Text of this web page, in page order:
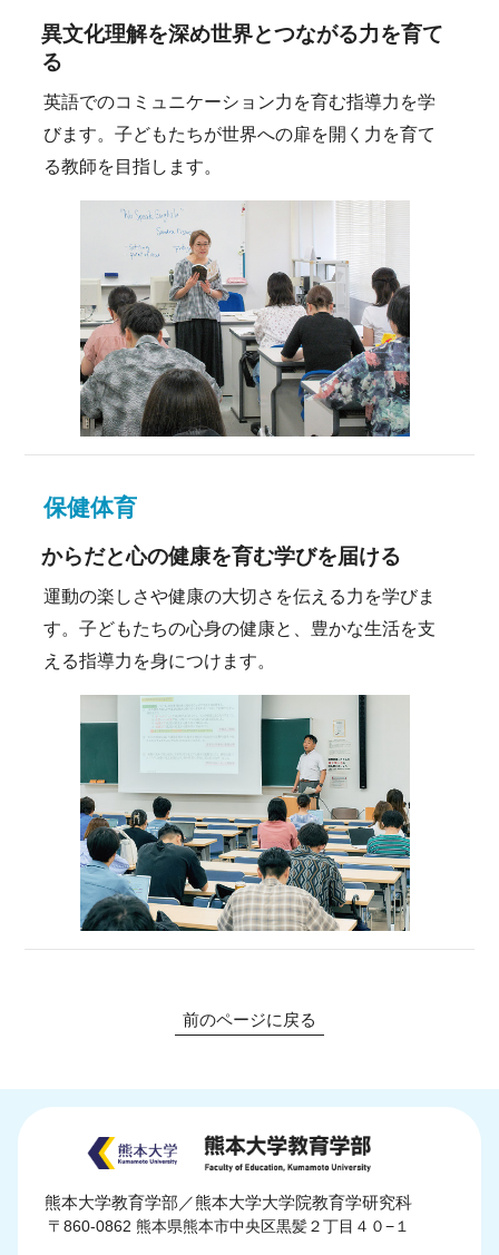
異文化理解を深め世界とつながる力を育て
る
英語でのコミュニケーション力を育む指導力を学
びます。子どもたちが世界への扉を開く力を育て
る教師を目指します。
保健体育
からだと心の健康を育む学びを届ける
運動の楽しさや健康の大切さを伝える力を学びま
す。子どもたちの心身の健康と、豊かな生活を支
える指導力を身につけます。
前のページに戻る
熊本大学教育学部／熊本大学大学院教育学研究科
〒860-0862 熊本県熊本市中央区黒髪２丁目４０−１